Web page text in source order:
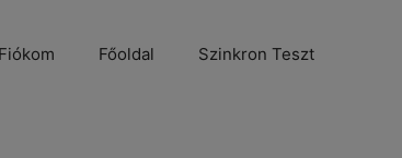
Fiókom Főoldal Szinkron Teszt